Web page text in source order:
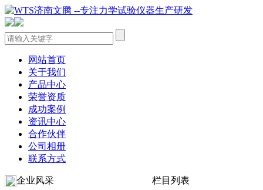
网站首页
关于我们
产品中心
荣誉资质
成功案例
资讯中心
合作伙伴
公司相册
联系方式
企业风采 栏目列表